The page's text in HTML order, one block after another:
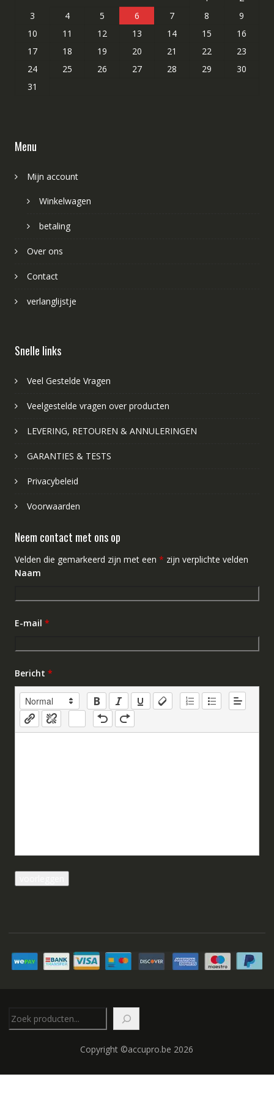
3
4 5 6 7 8
9
10
11 12 13 14 15
16
17
18 19 20 21 22
23
24
25 26 27 28 29
30
31
Menu
Mijn account
Winkelwagen
betaling
Over ons
Contact
verlanglijstje
Snelle links
Veel Gestelde Vragen
Veelgestelde vragen over producten
LEVERING, RETOUREN & ANNULERINGEN
GARANTIES & TESTS
Privacybeleid
Voorwaarden
Neem contact met ons op
Velden die gemarkeerd zijn met een * zijn verplichte velden
Naam
E-mail *
Bericht *
Copyright ©accupro.be 2026